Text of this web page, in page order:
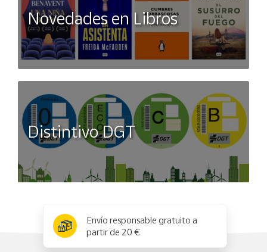
Novedades en Libros
Distintivo DGT
Envío responsable gratuito a
partir de 20 €